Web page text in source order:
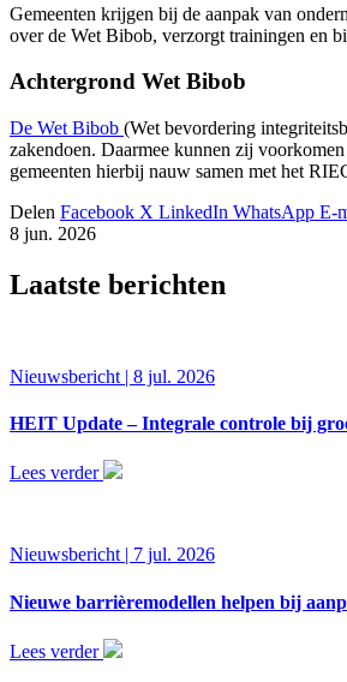
Gemeenten krijgen bij de aanpak van
over de Wet Bibob, verzorgt trainingen en
Achtergrond Wet Bibob
De Wet Bibob (Wet bevordering
zakendoen. Daarmee kunnen zij
gemeenten hierbij nauw samen met het
Delen Facebook X LinkedIn WhatsApp E-
8 jun. 2026
Laatste berichten
Nieuwsbericht | 8 jul. 2026
HEIT Update – Integrale controle bij
Lees verder
Nieuwsbericht | 7 jul. 2026
Nieuwe barrièremodellen helpen bij
Lees verder